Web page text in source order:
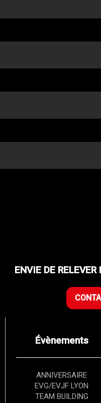
ENVIE DE
Évènements
ANNIVERSAIRE
EVG/EVJF LYON
TEAM BUILDING